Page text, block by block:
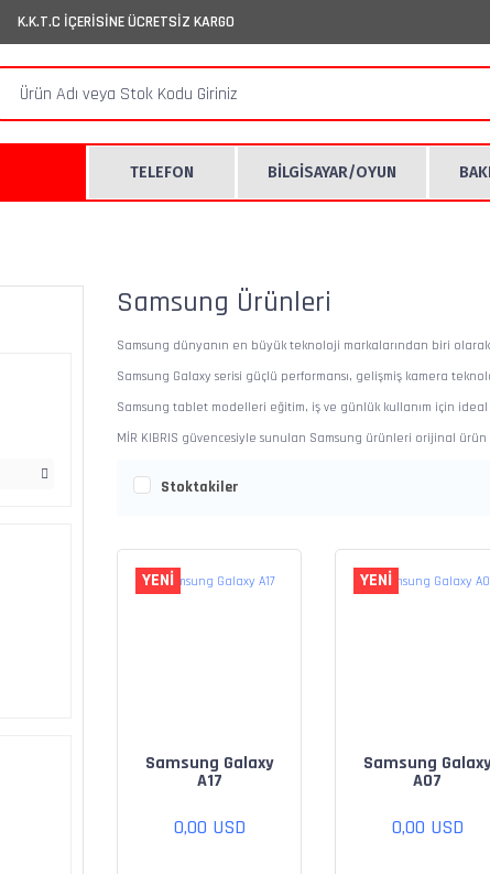
K.K.T.C İÇERİSİNE ÜCRETSİZ KARGO
TELEFON BİLGİSAYAR/OYUN
Samsung Ürünleri
Samsung dünyanın en büyük teknoloji markalarından biri
Samsung Galaxy serisi güçlü performansı, gelişmiş kamera
Samsung tablet modelleri eğitim, iş ve günlük kullanım için
MİR KIBRIS güvencesiyle sunulan Samsung ürünleri orijinal
Stoktakiler
YENİ
Samsung Galaxy
A17
0,00 USD
YENİ
Samsung
A07
0,00 USD